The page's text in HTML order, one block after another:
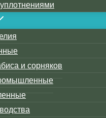
и сорняков